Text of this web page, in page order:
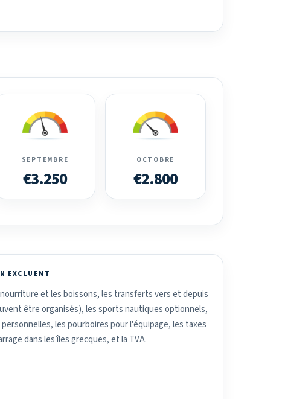
SEPTEMBRE
€3.250
OCTOBRE
€2.800
EXCLUENT
et les boissons, les transferts vers et depuis
être organisés), les sports nautiques optionnels,
les pourboires pour l'équipage, les taxes
dans les îles grecques, et la TVA.